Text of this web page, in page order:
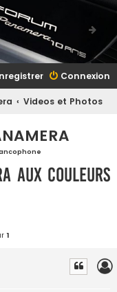
Connexion
Videos et Photos
aux couleurs
1